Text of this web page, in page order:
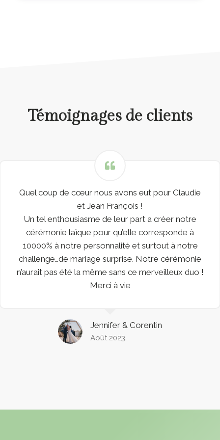
Témoignages de clients
Quel coup de cœur nous avons eut pour Claudie
et Jean François !
Un tel enthousiasme de leur part a créer notre
cérémonie laïque pour qu’elle corresponde à
10000% à notre personnalité et surtout à notre
challenge…de mariage surprise. Notre cérémonie
n’aurait pas été la même sans ce merveilleux duo !
Merci à vie
Jennifer & Corentin
Août 2023